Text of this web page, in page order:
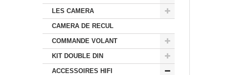
LES CAMERA
CAMERA DE RECUL
COMMANDE VOLANT
KIT DOUBLE DIN
ACCESSOIRES HIFI